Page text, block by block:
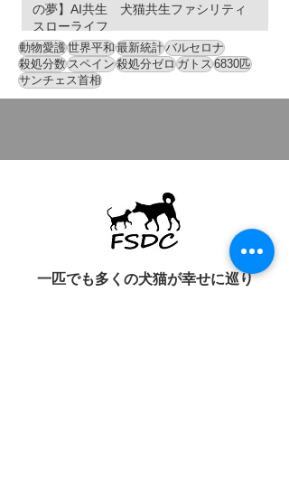
の夢】AI共生 犬猫共生ファシリティ
スローライフ
動物愛護世界平和最新統計バルセロナ
殺処分数スペイン殺処分ゼロガトス6830匹
サンチェス首相
一匹でも多くの犬猫が幸せに巡り